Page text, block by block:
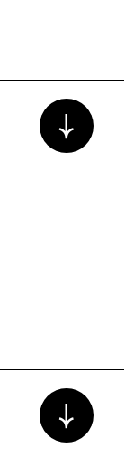
Voir plus/
Voir plus/